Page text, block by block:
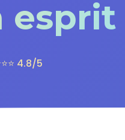
esprit
4.8/5